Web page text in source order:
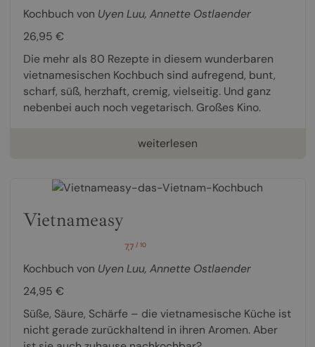
Kochbuch von Uyen Luu, Annette Ostlaender
26,95 €
Die mehr als 80 Rezepte in diesem wunderbaren
vietnamesischen Kochbuch sind aufregend, bunt,
scharf, süß, herzhaft, cremig, vielseitig. Und ganz
nebenbei auch noch vegetarisch. Großes Kino.
weiterlesen
Vietnameasy
7,7/ 10
Kochbuch von Uyen Luu, Annette Ostlaender
24,95 €
Süße, Säure, Schärfe – die vietnamesische Küche ist
nicht gerade zurückhaltend in ihren Aromen. Aber